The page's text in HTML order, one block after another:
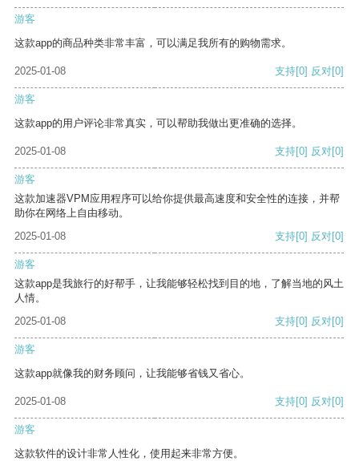
游客
这款app的商品种类非常丰富，可以满足我所有的购物需求。
2025-01-08 支持[0] 反对[0]
游客
这款app的用户评论非常真实，可以帮助我做出更准确的选择。
2025-01-08 支持[0] 反对[0]
游客
这款加速器VPM应用程序可以给你提供最高速度和安全性的连接，并帮
助你在网络上自由移动。
2025-01-08
支持[0] 反对[0]
游客
这款app是我旅行的好帮手，让我能够轻松找到目的地，了解当地的风土
人情。
2025-01-08
支持[0] 反对[0]
游客
这款app就像我的财务顾问，让我能够省钱又省心。
2025-01-08 支持[0] 反对[0]
游客
这款软件的设计非常人性化，使用起来非常方便。